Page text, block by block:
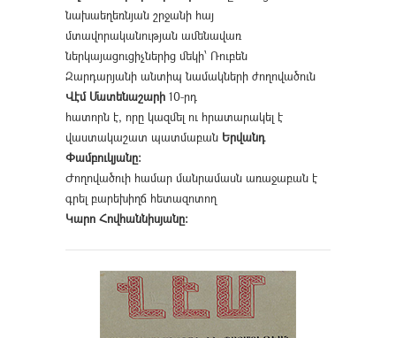
նախաեղեռնյան շրջանի հայ
մտավորականության ամենավառ
ներկայացուցիչներից մեկի՝ Ռուբեն
Զարդարյանի անտիպ նամակների ժողովածուն
Վէմ Մատենաշարի 10-րդ
հատորն է, որը կազմել ու հրատարակել է
վաստակաշատ պատմաբան Երվանդ
Փամբուկյանը։
Ժողովածուի համար մանրամասն առաջաբան է
գրել բարեխիղճ հետազոտող
Կարո Հովհաննիսյանը։